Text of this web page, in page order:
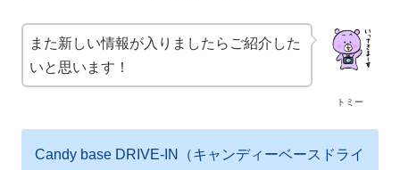
トミー
また新しい情報が入りましたらご紹介した
いと思います！
Candy base DRIVE-IN（キャンディーベースドライ